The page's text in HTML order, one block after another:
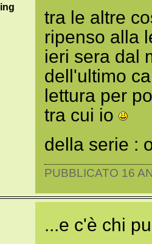
tra le altre
ripenso alla
ieri sera dal
dell'ultimo
lettura per
tra cui io
della serie :
PUBBLICATO 16
...e c'è chi